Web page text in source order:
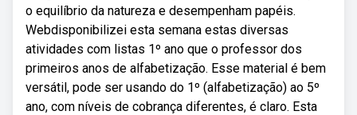
o equilíbrio da natureza e desempenham papéis.
Webdisponibilizei esta semana estas diversas
atividades com listas 1º ano que o professor dos
primeiros anos de alfabetização. Esse material é bem
versátil, pode ser usando do 1º (alfabetização) ao 5º
ano, com níveis de cobrança diferentes, é claro. Esta